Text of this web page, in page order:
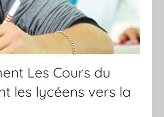
Les Cours du
les lycéens vers la